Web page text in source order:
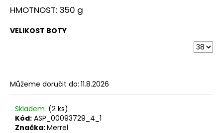
HMOTNOST: 350 g
VELIKOST BOTY
Můžeme doručit do: 11.8.2026
Skladem (2 ks)
Kód: ASP_00093729_4_1
Značka:Merrel